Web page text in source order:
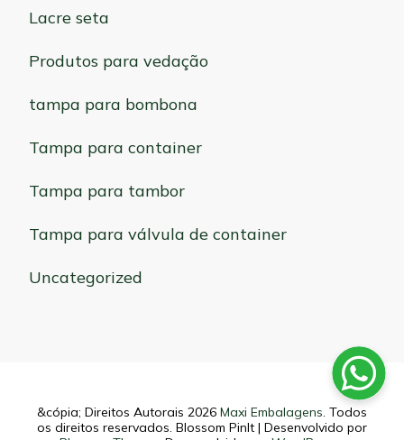
Lacre seta
Produtos para vedação
tampa para bombona
Tampa para container
Tampa para tambor
Tampa para válvula de container
Uncategorized
&cópia; Direitos Autorais 2026 Maxi Embalagens. Todos
os direitos reservados. Blossom PinIt | Desenvolvido por